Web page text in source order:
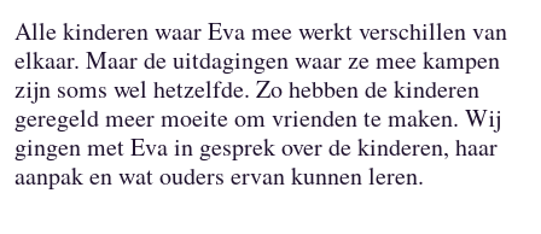
Alle kinderen waar Eva mee werkt verschillen van
elkaar. Maar de uitdagingen waar ze mee kampen
zijn soms wel hetzelfde. Zo hebben de kinderen
geregeld meer moeite om vrienden te maken. Wij
gingen met Eva in gesprek over de kinderen, haar
aanpak en wat ouders ervan kunnen leren.